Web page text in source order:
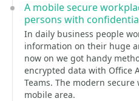
A mobile secure
persons with
In daily business people
information on their huge
now on we got handy
encrypted data with Office
Teams. The modern
mobile area.